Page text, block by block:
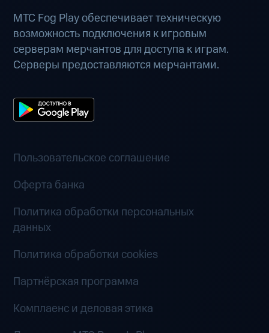
МТС Fog Play обеспечивает техническую
возможность подключения к игровым
серверам мерчантов для доступа к играм.
Серверы предоставляются мерчантами.
Пользовательское соглашение
Оферта банка
Политика обработки персональных
данных
Политика обработки cookies
Партнёрская программа
Комплаенс и деловая этика